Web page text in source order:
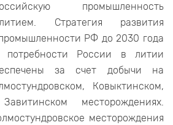
промышленность
Стратегия развития
РФ до 2030 года
потребности России в литии
за счет добычи на
Ковыктинском,
месторождениях.
месторождения